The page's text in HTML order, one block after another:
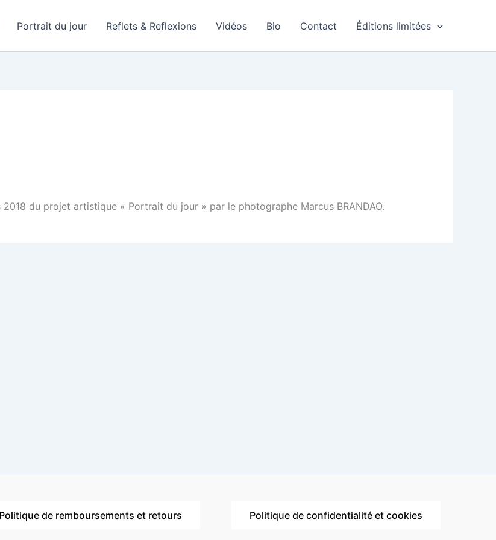
Portrait du jour Reflets & Reflexions Vidéos Bio Contact Éditions limitées
du projet artistique « Portrait du jour » par le photographe Marcus BRANDAO.
Politique de remboursements et retours Politique de confidentialité et cookies